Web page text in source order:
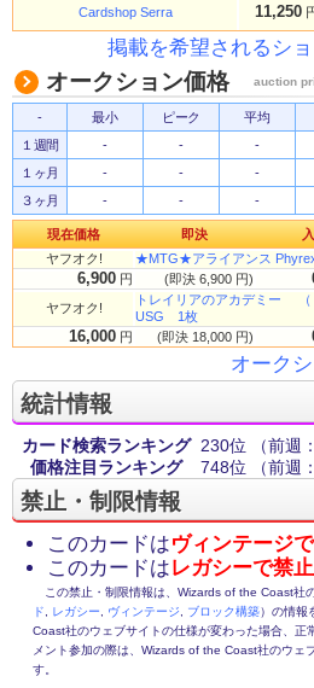
Cardshop Serra 11,250
掲載を希望されるシ
オークション価格 auction
- 最小 ピーク
平均
１週間
- -
-
１ヶ月
- -
-
３ヶ月
- - -
現在価格 即決
ヤフオク!
★MTG★アライアンス
6,900 円 (即決 6,900 円)
ヤフオク!
トレイリアのアカデミー
USG 1枚
16,000 円 (即決 18,000 円)
オーク
統計情報
カード検索ランキング 230位
（前週
価格注目ランキング
748位 （前週
禁止・制限情報
このカードはヴィンテージ
このカードはレガシーで禁止
この禁止・制限情報は、Wizards of the Coast社
ド
レガシー ヴィンテージ ブロック構築）の情報
Coast社のウェブサイトの仕様が変わった場合、
メント参加の際は、Wizards of the Coast社のウェ
す。